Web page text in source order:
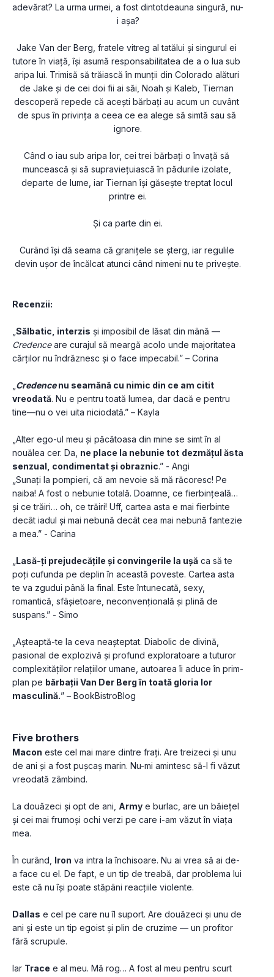
adevărat? La urma urmei, a fost dintotdeauna singură, nu-
i așa?
Jake Van der Berg, fratele vitreg al tatălui și singurul ei
tutore în viață, își asumă responsabilitatea de a o lua sub
aripa lui. Trimisă să trăiască în munții din Colorado alături
de Jake și de cei doi fii ai săi, Noah și Kaleb, Tiernan
descoperă repede că acești bărbați au acum un cuvânt
de spus în privința a ceea ce ea alege să simtă sau să
ignore.
Când o iau sub aripa lor, cei trei bărbați o învață să
muncească și să supraviețuiască în pădurile izolate,
departe de lume, iar Tiernan își găsește treptat locul
printre ei.
Și ca parte din ei.
Curând își dă seama că granițele se șterg, iar regulile
devin ușor de încălcat atunci când nimeni nu te privește.
Recenzii:
Sălbatic, interzis
Credence are curajul să meargă acolo unde majoritatea
cărților nu îndrăznesc și o face impecabil.” – Corina
Credence nu seamănă cu nimic din ce am citit
vreodată. Nu e pentru toată lumea, dar dacă e pentru
tine—nu o vei uita niciodată.” – Kayla
„Alter ego-ul meu și păcătoasa din mine se simt în al
nouălea cer. Da, ne place la nebunie tot dezmățul ăsta
senzual, condimentat și obraznic.” - Angi
„Sunați la pompieri, că am nevoie să mă răcoresc! Pe
naiba! A fost o nebunie totală. Doamne, ce fierbințeală…
și ce trăiri… oh, ce trăiri! Uff, cartea asta e mai fierbinte
decât iadul și mai nebună decât cea mai nebună fantezie
a mea.” - Carina
Lasă-ți prejudecățile și convingerile la ușă ca să te
poți cufunda pe deplin în această poveste. Cartea asta
te va zgudui până la final. Este întunecată, sexy,
romantică, sfâșietoare, neconvențională și plină de
suspans.” - Simo
„Așteaptă-te la ceva neașteptat. Diabolic de divină,
pasional de explozivă și profund exploratoare a tuturor
complexităților relațiilor umane, autoarea îi aduce în prim-
plan pe bărbații Van Der Berg în toată gloria lor
masculină.” – BookBistroBlog
Five brothers
Macon este cel mai mare dintre frați. Are treizeci și unu
de ani și a fost pușcaș marin. Nu-mi amintesc să-l fi văzut
vreodată zâmbind.
La douăzeci și opt de ani, Army e burlac, are un băiețel
și cei mai frumoși ochi verzi pe care i-am văzut în viața
mea.
În curând, Iron va intra la închisoare. Nu ai vrea să ai de-
a face cu el. De fapt, e un tip de treabă, dar problema lui
este că nu își poate stăpâni reacțiile violente.
Dallas e cel pe care nu îl suport. Are douăzeci și unu de
ani și este un tip egoist și plin de cruzime — un profitor
fără scrupule.
Iar Trace e al meu. Mă rog… A fost al meu pentru scurt